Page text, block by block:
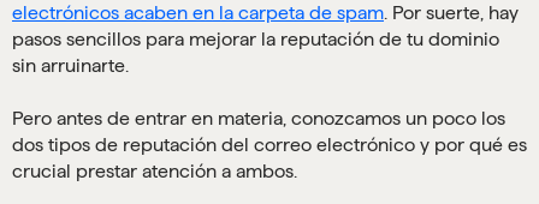
electrónicos acaben en la carpeta de spam . Por suerte, hay
pasos sencillos para mejorar la reputación de tu dominio
sin arruinarte.
Pero antes de entrar en materia, conozcamos un poco los
dos tipos de reputación del correo electrónico y por qué es
crucial prestar atención a ambos.